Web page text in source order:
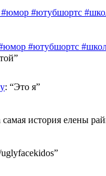
#юмор #ютубшортс
#ютубшортс
”
: “Это я”
самая история елены
”